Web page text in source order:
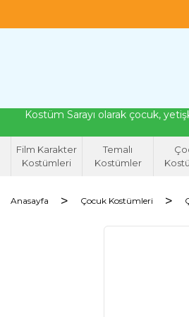
Kostüm Sarayı olarak çocuk,
Film Karakter
Kostümleri
Temalı
Kostümler
Anasayfa Çocuk Kostümleri